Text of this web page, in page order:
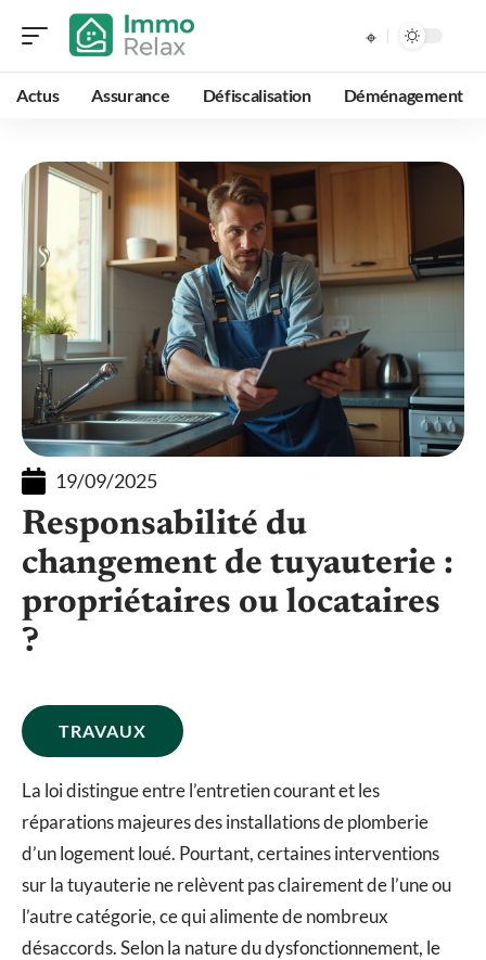
Actus Assurance Défiscalisation Déménagement
19/09/2025
Responsabilité du
changement de tuyauterie :
propriétaires ou locataires
?
TRAVAUX
La loi distingue entre l’entretien courant et les
réparations majeures des installations de plomberie
d’un logement loué. Pourtant, certaines interventions
sur la tuyauterie ne relèvent pas clairement de l’une ou
l’autre catégorie, ce qui alimente de nombreux
désaccords. Selon la nature du dysfonctionnement, le